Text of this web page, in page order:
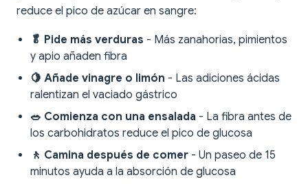
reduce el pico de azúcar en sangre:
🥬 Pide más verduras - Más zanahorias, pimientos
y apio añaden fibra
🍋 Añade vinagre o limón - Las adiciones ácidas
ralentizan el vaciado gástrico
🥗 Comienza con una ensalada - La fibra antes de
los carbohidratos reduce el pico de glucosa
🚶 Camina después de comer - Un paseo de 15
minutos ayuda a la absorción de glucosa